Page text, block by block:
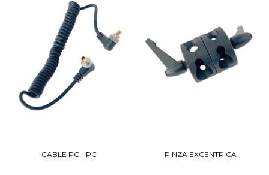
CABLE PC - PC PINZA EXCENTRICA